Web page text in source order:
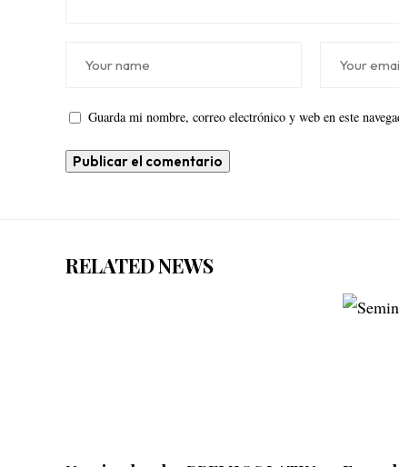
Guarda mi nombre, correo electrónico y web en este
RELATED NEWS